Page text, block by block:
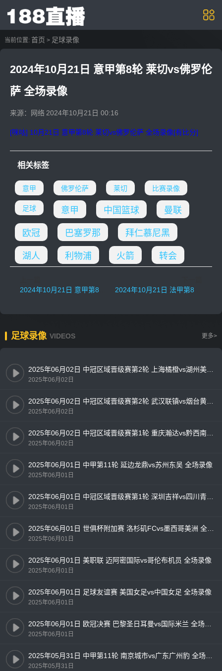
当前位置: 首页 > 足球录像
2024年10月21日 意甲第8轮 莱切vs佛罗伦
萨 全场录像
来源：网络 2024年10月21日 00:16
[咪咕] 10月21日 意甲第8轮 莱切vs佛罗伦萨 全场录像[有比分]
相关标签
意甲 佛罗伦萨 莱切 比赛录像
足球 意甲 中国篮球 曼联
欧冠 巴塞罗那 拜仁慕尼黑
湖人 利物浦 火箭 转会
2024年10月21日 意甲第8轮 威尼斯vs亚特兰大 全场录像
2024年10月21日 法甲第8轮 勒阿弗尔vs里昂 全场录像
足球录像 VIDEOS 更多>
2025年06月02日
2025年06月02日
2025年06月02日
2025年06月01日 中甲第11轮 延边龙鼎vs苏州东吴 全场录像
2025年06月01日
2025年06月01日
2025年06月01日
2025年06月01日 美职联 迈阿密国际vs哥伦布机员 全场录像
2025年06月01日
2025年06月01日 足球友谊赛 美国女足vs中国女足 全场录像
2025年06月01日
2025年06月01日
2025年05月31日